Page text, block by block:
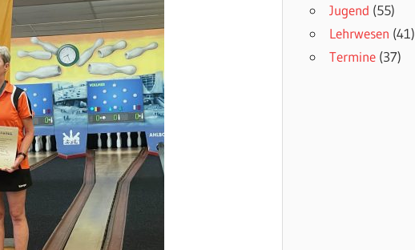
Jugend (55)
Lehrwesen (41)
Termine(37)